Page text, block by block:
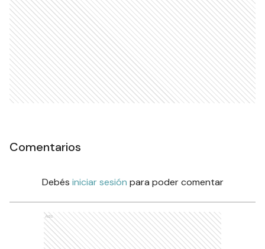
Comentarios
Debés iniciar sesión para poder comentar
Ads